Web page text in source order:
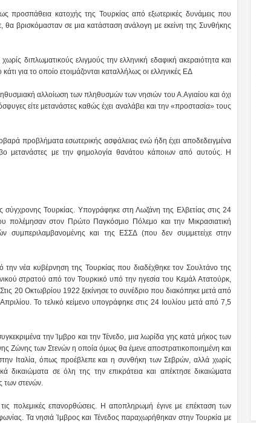
προσπάθεια κατοχής της Τουρκίας από εξωτερικές δυνάμεις που
θα βρισκόμασταν σε μια κατάσταση ανάλογη με εκείνη της Συνθήκης
διπλωματικούς ελιγμούς την ελληνική εδαφική ακεραιότητα και
για το οποίο ετοιμάζονται καταλλήλως οι ελληνικές ΕΔ
αλλοίωση των πληθυσμών των νησιών του Α.Αγιαίου και όχι
είτε μετανάστες καθώς έχει αναλάβει και την «προστασία» τους
προβλήματα εσωτερικής ασφάλειας ενώ ήδη έχει αποδεδειγμένα
μετανάστες με την φημολογία θανάτου κάποιων από αυτούς. Η
Τουρκίας. Υπογράφηκε στη Λωζάνη της Ελβετίας στις 24
πολέμησαν στον Πρώτο Παγκόσμιο Πόλεμο και την Μικρασιατική
συμπεριλαμβανομένης και της ΕΣΣΔ (που δεν συμμετείχε στην
νέα κυβέρνηση της Τουρκίας που διαδέχθηκε τον Σουλτάνο της
στρατού από τον Τουρκικό υπό την ηγεσία του Κεμάλ Ατατούρκ,
20 Οκτωβρίου 1922 ξεκίνησε το συνέδριο που διακόπηκε μετά από
Το τελικό κείμενο υπογράφηκε στις 24 Ιουλίου μετά από 7,5
την Ίμβρο και την Τένεδο, μια λωρίδα γης κατά μήκος των
Ζώνης των Στενών η οποία όμως θα έμενε αποστρατικοποιημένη και
Ιταλία, όπως προέβλεπε και η συνθήκη των Σεβρών, αλλά χωρίς
δικαιώματα σε όλη της την επικράτεια και απέκτησε δικαιώματα
των στενών.
πολεμικές επανορθώσεις. Η αποπληρωμή έγινε με επέκταση των
Τα νησιά Ίμβρος και Τένεδος παραχωρήθηκαν στην Τουρκία με